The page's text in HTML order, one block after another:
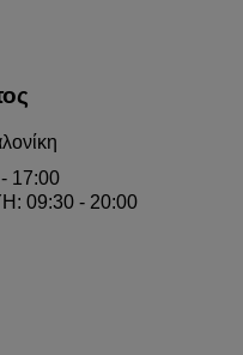
17:00
09:30 - 20:00